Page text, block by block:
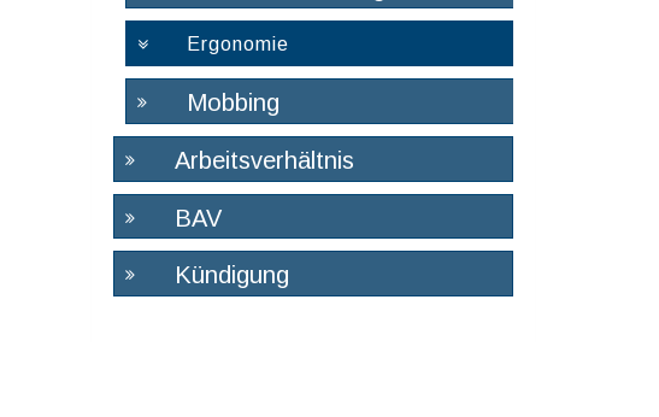
Ergonomie
Mobbing
Arbeitsverhältnis
BAV
Kündigung